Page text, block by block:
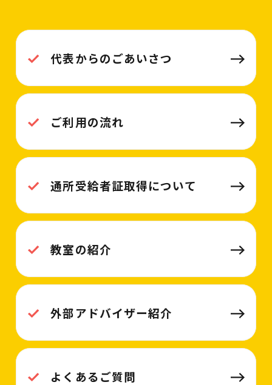
代表からのごあいさつ
ご利用の流れ
通所受給者証取得について
教室の紹介
外部アドバイザー紹介
よくあるご質問